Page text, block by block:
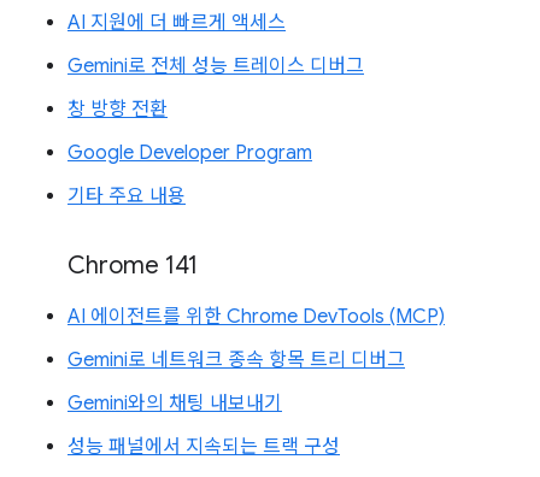
AI 지원에 더 빠르게 액세스
Gemini로 전체 성능 트레이스 디버그
창 방향 전환
Google Developer Program
기타 주요 내용
Chrome 141
AI 에이전트를 위한 Chrome DevTools (MCP)
Gemini로 네트워크 종속 항목 트리 디버그
Gemini와의 채팅 내보내기
성능 패널에서 지속되는 트랙 구성